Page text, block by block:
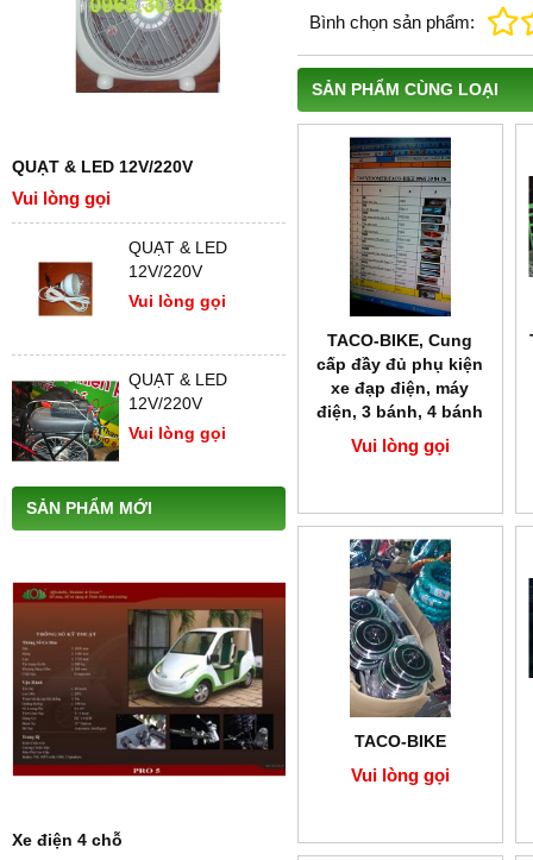
QUẠT & LED 12V/220V
Vui lòng gọi
QUẠT & LED
12V/220V
Vui lòng gọi
QUẠT & LED
12V/220V
Vui lòng gọi
SẢN PHẨM MỚI
Xe điện 4 chỗ
Bình chọn sản phẩm:
SẢN PHẨM CÙNG LOẠI
TACO-BIKE, Cung
cấp đầy đủ phụ kiện
xe đạp điện, máy
điện, 3 bánh, 4 bánh
Vui lòng gọi
TACO-BIKE
Vui lòng gọi